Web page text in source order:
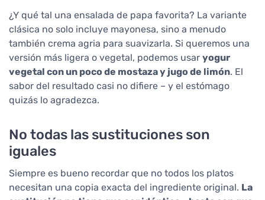
¿Y qué tal una ensalada de papa favorita? La variante
clásica no solo incluye mayonesa, sino a menudo
también crema agria para suavizarla. Si queremos una
versión más ligera o vegetal, podemos usar yogur
vegetal con un poco de mostaza y jugo de limón. El
sabor del resultado casi no difiere – y el estómago
quizás lo agradezca.
No todas las sustituciones son
iguales
Siempre es bueno recordar que no todos los platos
necesitan una copia exacta del ingrediente original. La